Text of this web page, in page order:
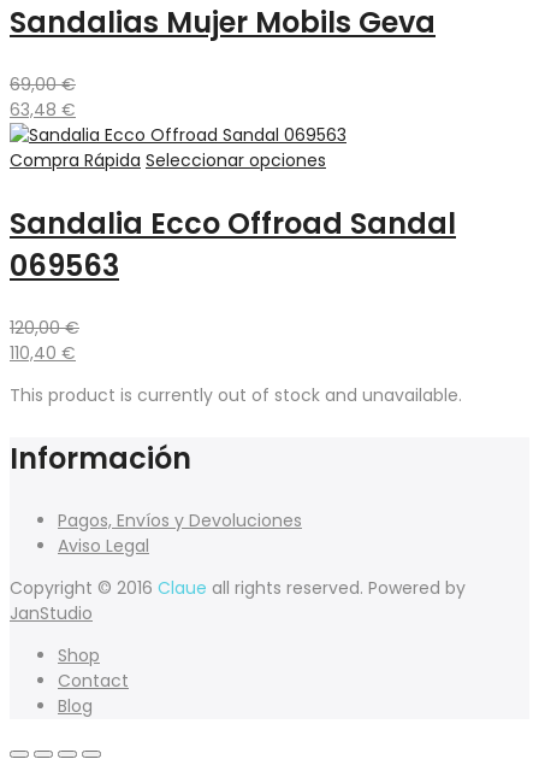
Sandalias Mujer Mobils Geva
69,00€
63,48 €
Compra Rápida Seleccionar opciones
Sandalia Ecco Offroad Sandal
069563
120,00€
110,40 €
This product is currently out of stock and unavailable.
Información
Pagos, Envíos y Devoluciones
Aviso Legal
Copyright © 2016 Claue all rights reserved. Powered by
JanStudio
Shop
Contact
Blog